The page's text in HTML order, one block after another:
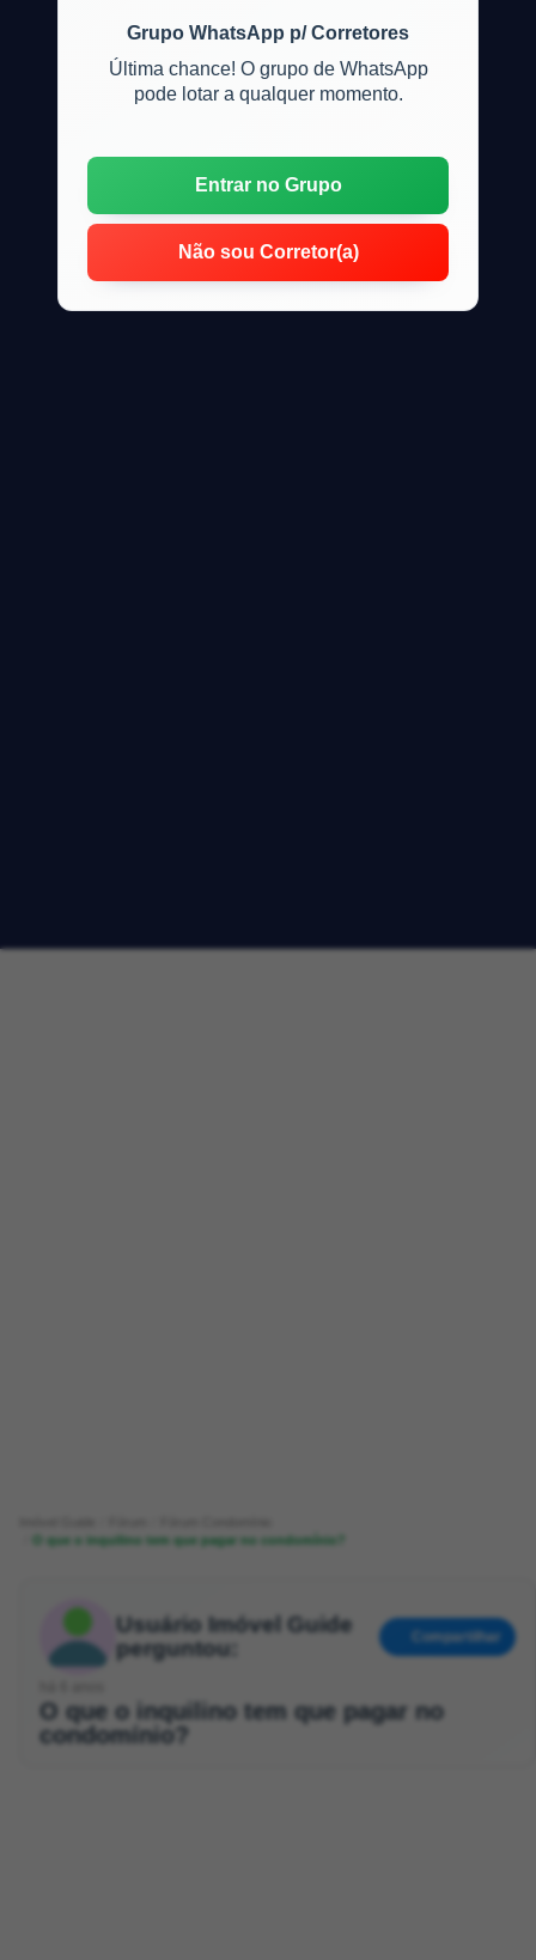
Grupo WhatsApp p/ Corretores
Última chance! O grupo de WhatsApp
pode lotar a qualquer momento.
Entrar no Grupo
Não sou Corretor(a)
O que o inquilino tem que pagar no condomínio?
Usuário Imóvel Guide
perguntou:
Compartilhar
O que o inquilino tem que pagar no
condomínio?